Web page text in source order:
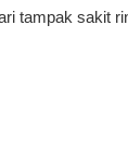
tampak sakit